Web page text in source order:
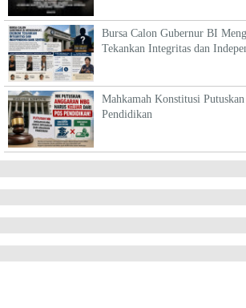
Bursa Calon Gubernur BI
Tekankan Integritas dan
Mahkamah Konstitusi
Pendidikan